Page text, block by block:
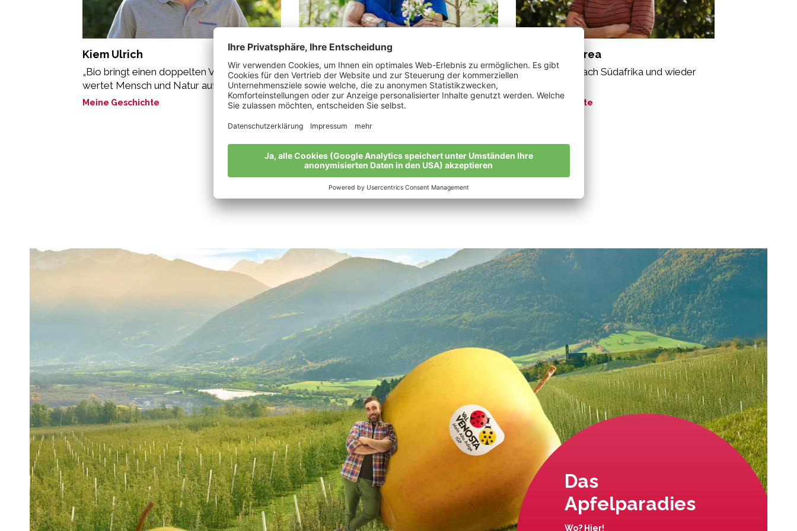
Kiem Ulrich
„Bio bringt einen doppelten Vorteil: es
wertet Mensch und Natur auf. “
Meine Geschichte
Gabl Kurt
„Vater und Sohn.“
Meine Geschichte
Erlacher Andrea
„Von Südtirol nach Südafrika und wieder
Meine Geschichte
Alle Bio-Bauern im Überblick
Das
Apfelparadies
Wo? Hier!